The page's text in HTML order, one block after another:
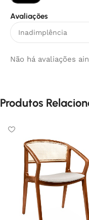
Avaliações
Não há avaliações
Produtos